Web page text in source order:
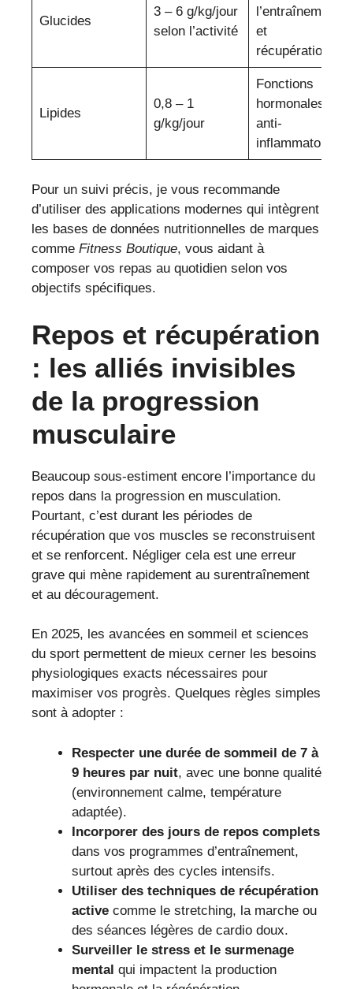
Glucides
3 – 6 g/kg/jour
selon l’activité
l’entraînement
et
récupération
Lipides
0,8 – 1
g/kg/jour
Fonctions
hormonales et
anti-
inflammatoires
Pour un suivi précis, je vous recommande
d’utiliser des applications modernes qui intègrent
les bases de données nutritionnelles de marques
comme Fitness Boutique, vous aidant à
composer vos repas au quotidien selon vos
objectifs spécifiques.
Repos et récupération
: les alliés invisibles
de la progression
musculaire
Beaucoup sous-estiment encore l’importance du
repos dans la progression en musculation.
Pourtant, c’est durant les périodes de
récupération que vos muscles se reconstruisent
et se renforcent. Négliger cela est une erreur
grave qui mène rapidement au surentraînement
et au découragement.
En 2025, les avancées en sommeil et sciences
du sport permettent de mieux cerner les besoins
physiologiques exacts nécessaires pour
maximiser vos progrès. Quelques règles simples
sont à adopter :
Respecter une durée de sommeil de 7 à
9 heures par nuit, avec une bonne qualité
(environnement calme, température
adaptée).
Incorporer des jours de repos complets
dans vos programmes d’entraînement,
surtout après des cycles intensifs.
Utiliser des techniques de récupération
active comme le stretching, la marche ou
des séances légères de cardio doux.
Surveiller le stress et le surmenage
mental qui impactent la production